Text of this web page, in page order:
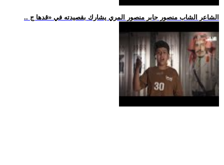
.. الشاعر الشاب منصور جابر منصور المري يشارك بقصيدته في «قدها ج